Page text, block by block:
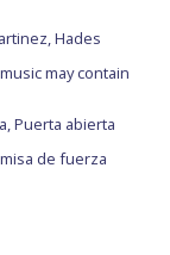
Hades
may contain
Puerta abierta
de fuerza